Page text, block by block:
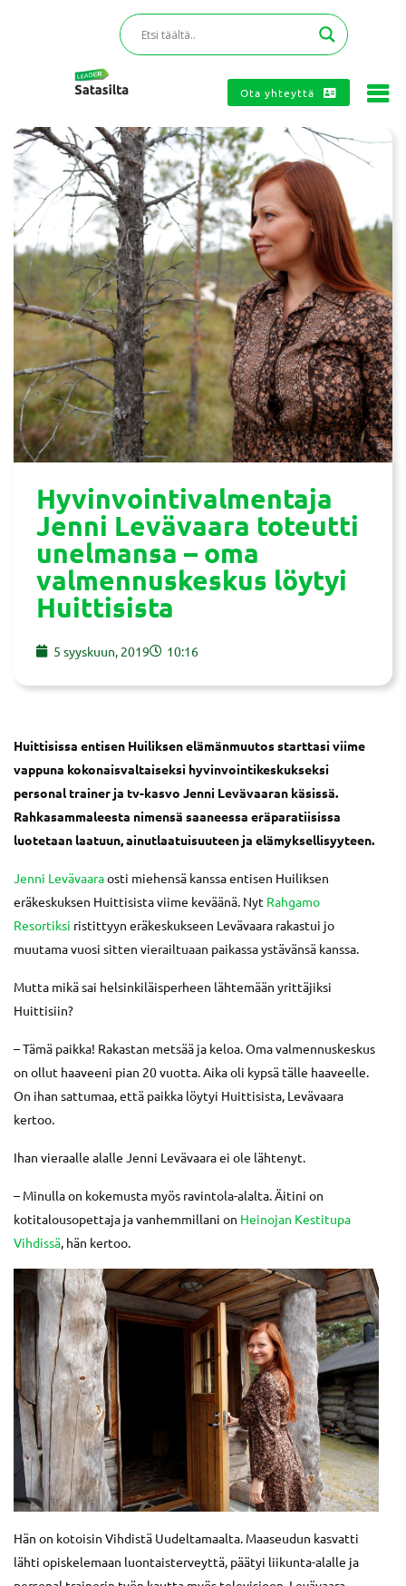
Ota yhteyttä
Hyvinvointivalmentaja
Jenni Levävaara toteutti
unelmansa – oma
valmennuskeskus löytyi
Huittisista
5 syyskuun, 2019 10:16
Huittisissa entisen Huiliksen elämänmuutosstarttasi viime
vappuna kokonaisvaltaiseksi hyvinvointikeskukseksi
personal trainer ja tv-kasvo Jenni Levävaaran käsissä.
Rahkasammaleesta nimensä saaneessa eräparatiisissa
luotetaan laatuun, ainutlaatuisuuteen ja elämyksellisyyteen.
Jenni Levävaaraosti miehensä kanssa entisen Huiliksen
eräkeskuksen Huittisista viime keväänä. Nyt Rahgamo
Resortiksi ristittyyn eräkeskukseen Levävaara rakastui jo
muutama vuosi sitten vierailtuaan paikassa ystävänsä kanssa.
Mutta mikä sai helsinkiläisperheen lähtemään yrittäjiksi
Huittisiin?
– Tämä paikka! Rakastan metsää ja keloa. Oma valmennuskeskus
on ollut haaveeni pian 20 vuotta. Aika oli kypsä tälle haaveelle.
On ihan sattumaa, että paikka löytyi Huittisista, Levävaara
kertoo.
Ihan vieraalle alalle Jenni Levävaara ei ole lähtenyt.
– Minulla on kokemusta myös ravintola-alalta. Äitini on
kotitalousopettaja ja vanhemmillani on Heinojan Kestitupa
Vihdissä, hän kertoo.
Hän on kotoisin Vihdistä Uudeltamaalta. Maaseudun kasvatti
lähti opiskelemaan luontaisterveyttä, päätyi liikunta-alalle ja